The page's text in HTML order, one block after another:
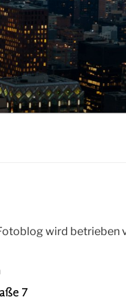
wird betrieben